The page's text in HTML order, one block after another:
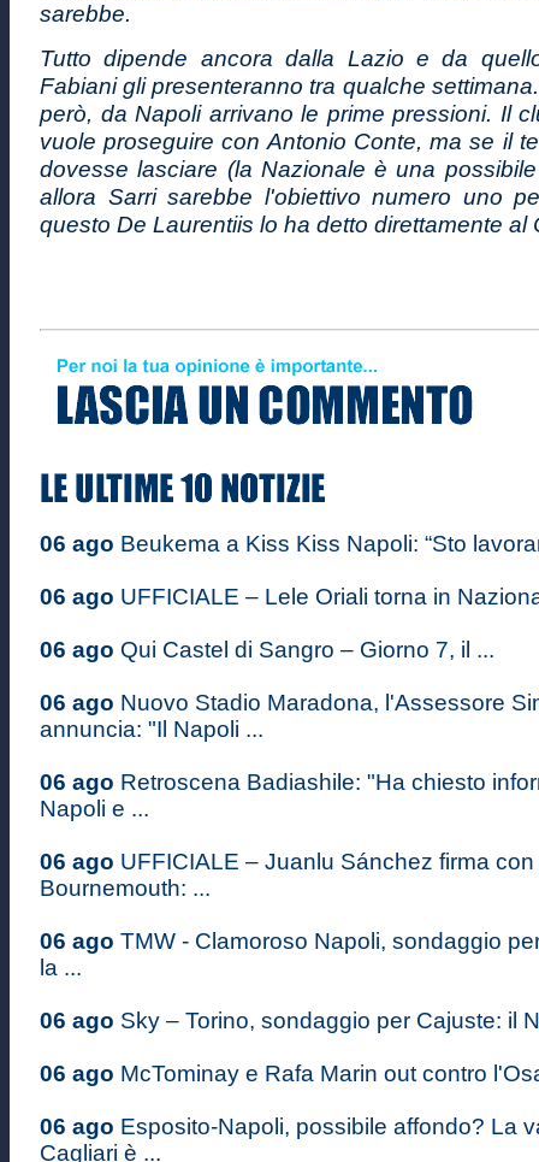
sarebbe.
Tutto dipende ancora dalla Lazio e da
Fabiani gli presenteranno tra qualche
però, da Napoli arrivano le prime pressioni. Il
vuole proseguire con Antonio Conte, ma se il
dovesse lasciare (la Nazionale è una
allora Sarri sarebbe l'obiettivo numero uno
questo De Laurentiis lo ha detto direttamente al
06 ago Beukema a Kiss Kiss Napoli: “Sto
06 ago UFFICIALE – Lele Oriali torna in
06 ago Qui Castel di Sangro – Giorno 7, il ...
06 ago Nuovo Stadio Maradona, l'Assessore
annuncia: "Il Napoli ...
06 ago Retroscena Badiashile: "Ha chiesto
Napoli e ...
06 ago UFFICIALE – Juanlu Sánchez firma con
Bournemouth: ...
06 ago TMW - Clamoroso Napoli, sondaggio
la ...
06 ago Sky – Torino, sondaggio per Cajuste: il
06 ago McTominay e Rafa Marin out contro
06 ago Esposito-Napoli, possibile affondo? La
Cagliari è ...